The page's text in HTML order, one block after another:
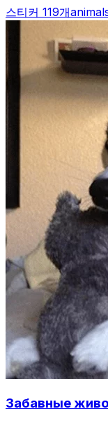
스티커 119개
Забавные